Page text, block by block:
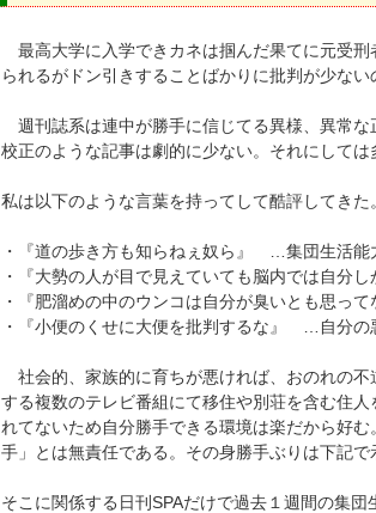
最高大学に入学できカネは掴んだ果てに元受
られるがドン引きすることばかりに批判が少な
週刊誌系は連中が勝手に信じてる異様、異常
校正のような記事は劇的に少ない。それにしては
私は以下のような言葉を持ってして酷評してきた。
・『道の歩き方も知らねぇ奴ら』 …集団生活能
・『大勢の人が目で見えていても脳内では自
・『肥溜めの中のウンコは自分が臭いとも思っ
・『小便のくせに大便を批判するな』 …自分の
社会的、家族的に育ちが悪ければ、おのれの
する複数のテレビ番組にて移住や別荘を含む住
れてないため自分勝手できる環境は楽だから好
手」とは無責任である。その身勝手ぶりは下記で
そこに関係する日刊SPAだけで過去１週間の集団